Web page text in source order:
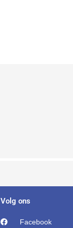
Volg ons
Facebook